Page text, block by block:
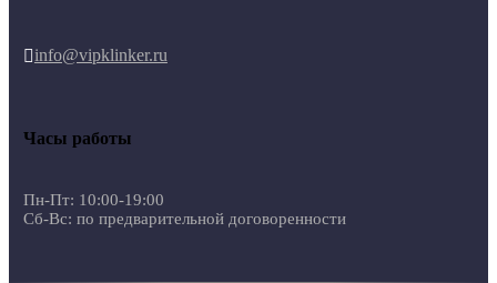
info@vipklinker.ru
Часы работы
Пн-Пт: 10:00-19:00
Сб-Вс: по предварительной договоренности